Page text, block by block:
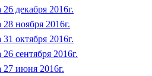
декабря 2016г.
ноября 2016г.
октября 2016г.
сентября 2016г.
27 июня 2016г.